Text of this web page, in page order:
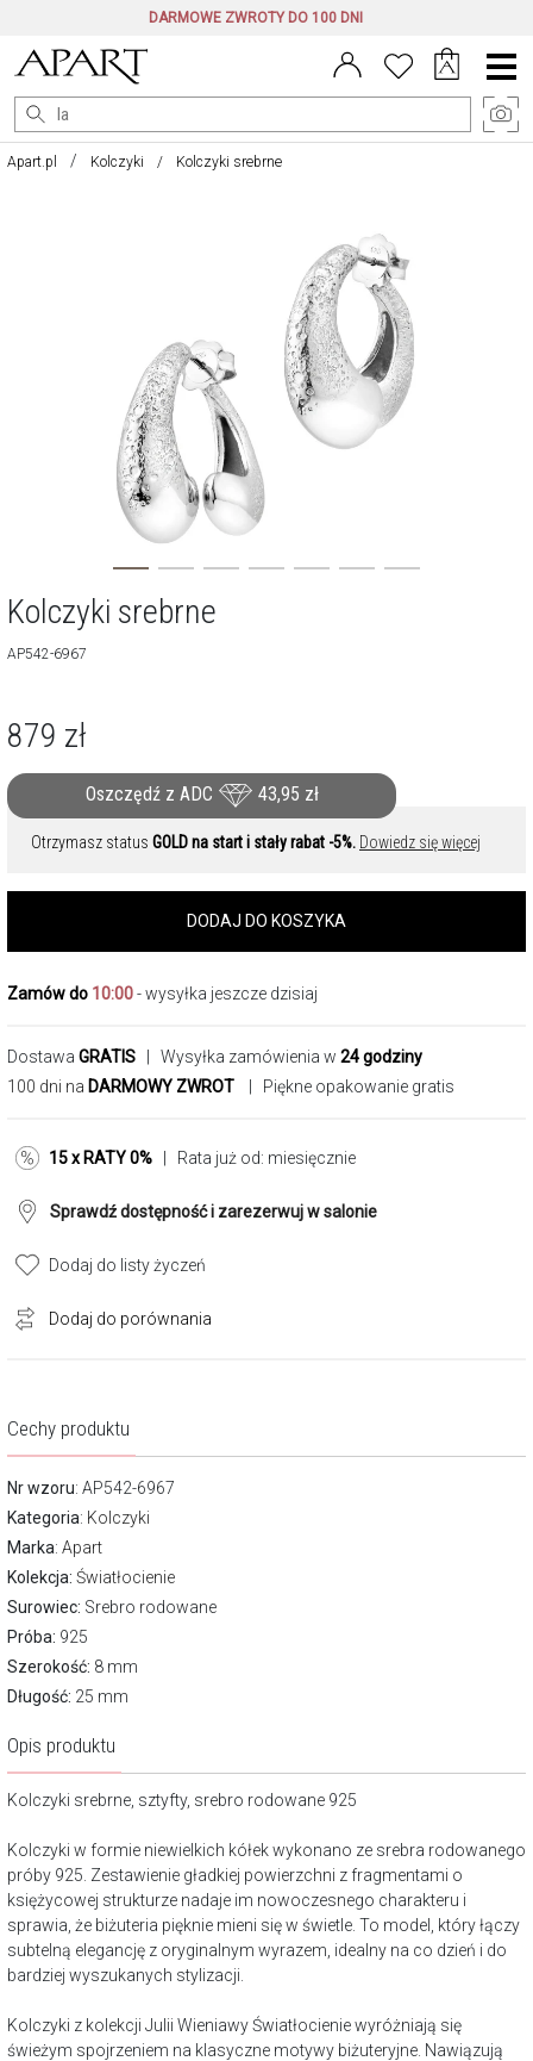
DARMOWE ZWROTY DO 100 DNI
Menu
główne
Apart.pl Kolczyki Kolczyki srebrne
Kolczyki srebrne
AP542-6967
879 zł
Oszczędź z ADC 43,95 zł
Otrzymasz status GOLD na start i stały rabat -5%. Dowiedz się więcej
DODAJ DO KOSZYKA
Zamów do 10:00- wysyłka jeszcze dzisiaj
Dostawa GRATIS | Wysyłka zamówienia w 24 godziny
100 dni na DARMOWY ZWROT | Piękne opakowanie gratis
15 x RATY 0% | Rata już od: miesięcznie
Sprawdź dostępność i zarezerwuj w salonie
Dodaj do listy życzeń
Dodaj do porównania
Cechy produktu
Nr wzoru: AP542-6967
Kategoria: Kolczyki
Marka: Apart
Kolekcja: Światłocienie
Surowiec: Srebro rodowane
Próba: 925
Szerokość: 8 mm
Długość: 25 mm
Opis produktu
Kolczyki srebrne, sztyfty, srebro rodowane 925
Kolczyki w formie niewielkich kółek wykonano ze srebra rodowanego
próby 925. Zestawienie gładkiej powierzchni z fragmentami o
księżycowej strukturze nadaje im nowoczesnego charakteru i
sprawia, że biżuteria pięknie mieni się w świetle. To model, który łączy
subtelną elegancję z oryginalnym wyrazem, idealny na co dzień i do
bardziej wyszukanych stylizacji.
Kolczyki z kolekcji Julii Wieniawy Światłocienie wyróżniają się
świeżym spojrzeniem na klasyczne motywy biżuteryjne. Nawiązują